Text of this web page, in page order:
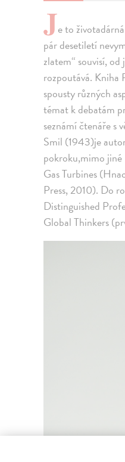
Je to
pár desetiletí
zlatem“ souvisí,
rozpoutává. Kniha
spousty různých
témat k debatám
seznámí čtenáře s
Smil (1943)je
pokroku,mimo
Gas Turbines
Press, 2010). Do
Distinguished
Global Thinkers